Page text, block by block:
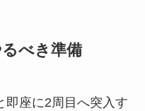
べき準備
即座に2周目へ突入す